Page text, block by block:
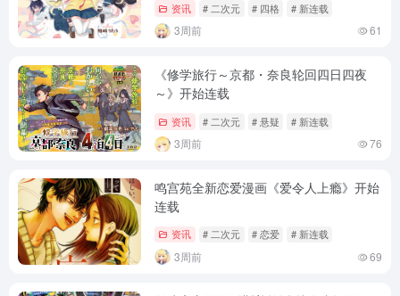
资讯 # 二次元 # 四格 # 新连载
3周前 61
《修学旅行～京都・奈良轮回四日四夜
～》开始连载
资讯 # 二次元 # 悬疑 # 新连载
3周前 76
鸣宫苑全新恋爱漫画《爱令人上瘾》开始
连载
资讯 # 二次元 # 恋爱 # 新连载
3周前 69